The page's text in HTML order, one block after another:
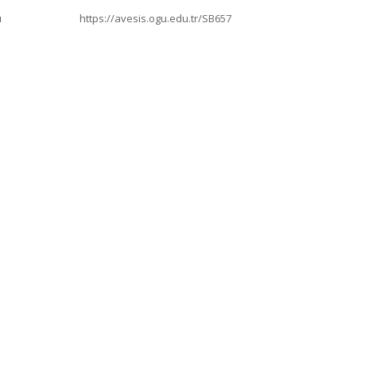
https://avesis.ogu.edu.tr/SB657